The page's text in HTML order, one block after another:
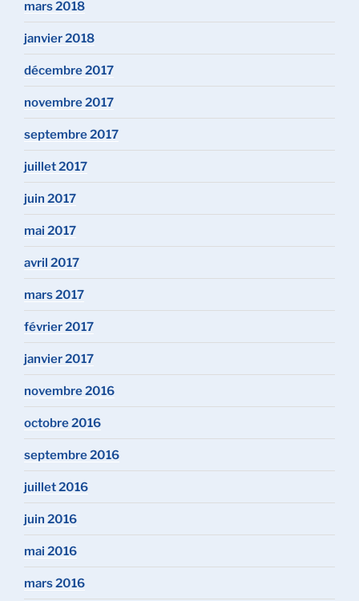
mars 2018
janvier 2018
décembre 2017
novembre 2017
septembre 2017
juillet 2017
juin 2017
mai 2017
avril 2017
mars 2017
février 2017
janvier 2017
novembre 2016
octobre 2016
septembre 2016
juillet 2016
juin 2016
mai 2016
mars 2016